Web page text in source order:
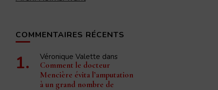
COMMENTAIRES RÉCENTS
Véronique Valette dans
Comment le docteur
Mencière évita l’amputation
à un grand nombre de